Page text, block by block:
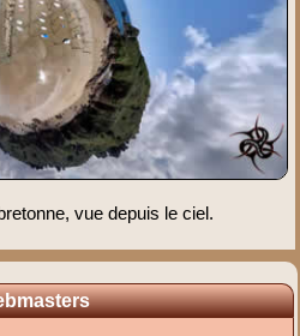
vue depuis le ciel.